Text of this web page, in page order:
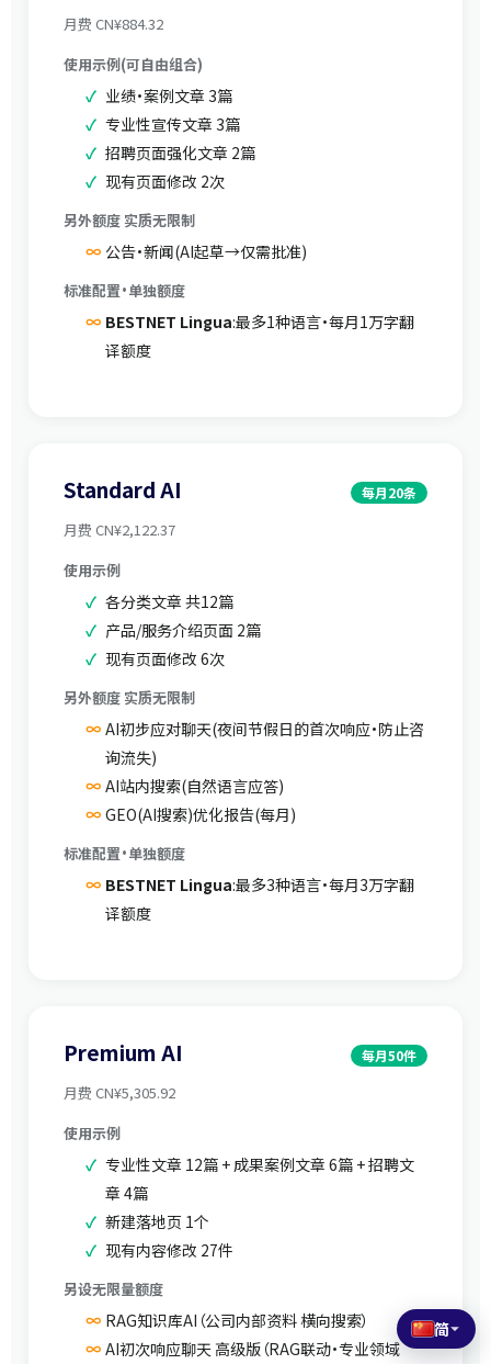
月费 CN¥884.32
使用示例(可自由组合)
业绩·案例文章 3篇
专业性宣传文章 3篇
招聘页面强化文章 2篇
现有页面修改 2次
另外额度 实质无限制
公告·新闻(AI起草→仅需批准)
标准配置·单独额度
BESTNET Lingua:最多1种语言·每月1万字翻
译额度
Standard AI 每月20条
月费 CN¥2,122.37
使用示例
各分类文章 共12篇
产品/服务介绍页面 2篇
现有页面修改 6次
另外额度 实质无限制
AI初步应对聊天(夜间节假日的首次响应·防止咨
询流失)
AI站内搜索(自然语言应答)
GEO(AI搜索)优化报告(每月)
标准配置·单独额度
BESTNET Lingua:最多3种语言·每月3万字翻
译额度
Premium AI 每月50件
月费 CN¥5,305.92
使用示例
专业性文章 12篇 + 成果案例文章 6篇 + 招聘文
章 4篇
新建落地页 1个
现有内容修改 27件
另设无限量额度
RAG知识库AI（公司内部资料 横向搜索）
AI初次响应聊天 高级版（RAG联动·专业领域
简